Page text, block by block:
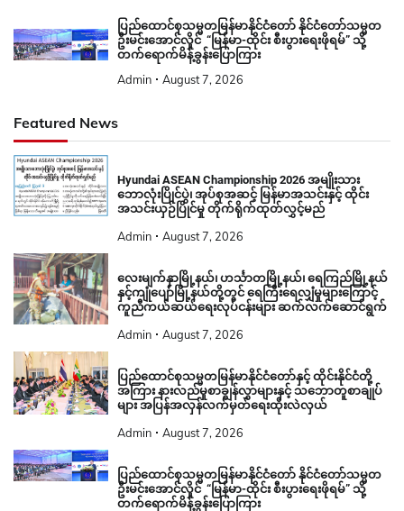
ပြည်ထောင်စုသမ္မတမြန်မာနိုင်ငံတော် နိုင်ငံတော်သမ္မတ
ဦးမင်းအောင်လှိုင် “မြန်မာ-ထိုင်း စီးပွားရေးဖိုရမ်” သို့
တက်ရောက်မိန့်ခွန်းပြောကြား
Admin August 7, 2026
Featured News
Hyundai ASEAN Championship 2026 အမျိုးသား
ဘောလုံးပြိုင်ပွဲ၊ အုပ်စုအဆင့် မြန်မာအသင်းနှင့် ထိုင်း
အသင်းယှဉ်ပြိုင်မှု တိုက်ရိုက်ထုတ်လွှင့်မည်
Admin August 7, 2026
လေးမျက်နှာမြို့နယ်၊ ဟင်္သာတမြို့နယ်၊ ရေကြည်မြို့နယ်
နှင့်ကျုံပျော်မြို့နယ်တို့တွင် ရေကြီးရေလျှံမှုများကြောင့်
ကူညီကယ်ဆယ်ရေးလုပ်ငန်းများ ဆက်လက်ဆောင်ရွက်
Admin August 7, 2026
ပြည်ထောင်စုသမ္မတမြန်မာနိုင်ငံတော်နှင့် ထိုင်းနိုင်ငံတို့
အကြား နားလည်မှုစာချွန်လွှာများနှင့် သဘောတူစာချုပ်
များ အပြန်အလှန်လက်မှတ်ရေးထိုးလဲလှယ်
Admin August 7, 2026
ပြည်ထောင်စုသမ္မတမြန်မာနိုင်ငံတော် နိုင်ငံတော်သမ္မတ
ဦးမင်းအောင်လှိုင် “မြန်မာ-ထိုင်း စီးပွားရေးဖိုရမ်” သို့
တက်ရောက်မိန့်ခွန်းပြောကြား